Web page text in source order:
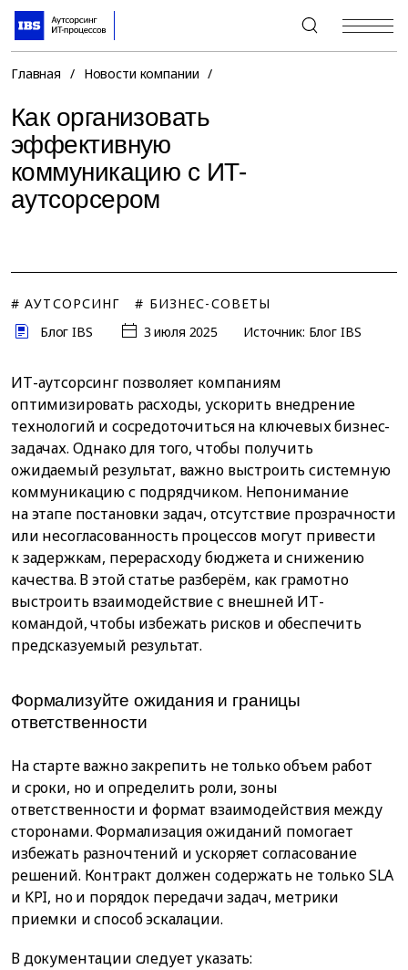
+7 (495) 967-80-80
Главная / Новости компании /
Как организовать
эффективную
коммуникацию с ИТ-
аутсорсером
# АУТСОРСИНГ
# БИЗНЕС-СОВЕТЫ
Блог IBS
3 июля 2025 Источник: Блог IBS
ИТ-аутсорсинг позволяет компаниям
оптимизировать расходы, ускорить внедрение
технологий и сосредоточиться на ключевых бизнес-
задачах. Однако для того, чтобы получить
ожидаемый результат, важно выстроить системную
коммуникацию с подрядчиком. Непонимание
на этапе постановки задач, отсутствие прозрачности
или несогласованность процессов могут привести
к задержкам, перерасходу бюджета и снижению
качества. В этой статье разберём, как грамотно
выстроить взаимодействие с внешней ИТ-
командой, чтобы избежать рисков и обеспечить
предсказуемый результат.
Формализуйте ожидания и границы
ответственности
На старте важно закрепить не только объем работ
и сроки, но и определить роли, зоны
ответственности и формат взаимодействия между
сторонами. Формализация ожиданий помогает
избежать разночтений и ускоряет согласование
решений. Контракт должен содержать не только SLA
и KPI, но и порядок передачи задач, метрики
приемки и способ эскалации.
В документации следует указать: